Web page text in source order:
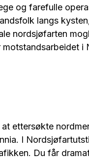
og farefulle
langs
nordsjøfarten
i
ettersøkte
I
Du får